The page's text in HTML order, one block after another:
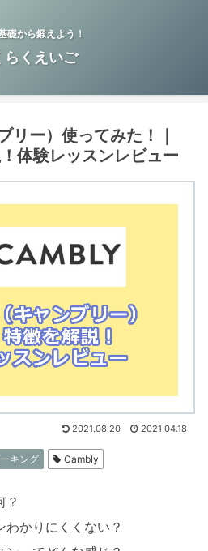
礎から鍛えよう！
らくえいご
リー）使ってみた！｜
体験レッスンレビュー
2021.08.20 2021.04.18
キング Cambly
？
かりにくくない？